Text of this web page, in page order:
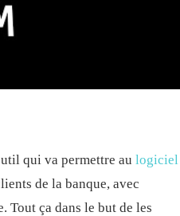
qui va permettre au logiciel
de la banque, avec
Tout ça dans le but de les